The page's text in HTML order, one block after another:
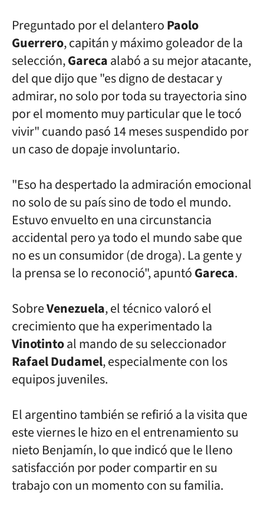
Preguntado por el delanteroPaolo
Guerrero, capitán y máximo goleadorde la
selección,Garecaalabó a su mejor atacante,
del que dijo que "esdigno de destacar y
admirar, no solo por toda su trayectoria sino
porel momento muy particular que le tocó
vivir" cuando pasó 14 meses suspendidopor
un caso de dopaje involuntario.
"Eso ha despertado la admiración emocional
no solo de su país sinode todo el mundo.
Estuvo envuelto en una circunstancia
accidental peroya todo el mundo sabe que
no es un consumidor (de droga). La gente y
la prensa se lo reconoció", apuntóGareca.
SobreVenezuela, el técnico valoró el
crecimiento que ha experimentadola
Vinotintoal mando de su seleccionador
Rafael Dudamel, especialmentecon los
equipos juveniles.
El argentino también se refirió a la visita que
este viernes le hizoen el entrenamiento su
nieto Benjamín, lo que indicó que le lleno
satisfacciónpor poder compartir en su
trabajo con un momento con su familia.